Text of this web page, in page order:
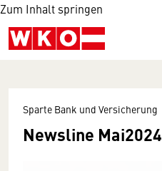
Zum Inhalt springen
Sparte Bank und Versicherung
Newsline Mai2024